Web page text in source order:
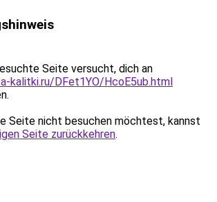
Seite versucht, dich an
kalitki.ru/DFet1YO/HcoE5ub.html
Seite nicht besuchen möchtest, kannst
Seite zurückkehren.